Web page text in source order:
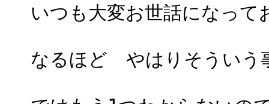
いつも大変お世話になって
なるほど やはりそういう